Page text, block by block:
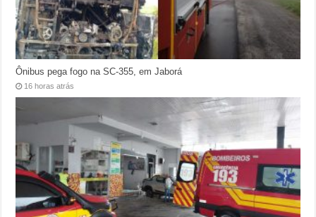
Ônibus pega fogo na SC-355, em Jaborá
16 horas atrás